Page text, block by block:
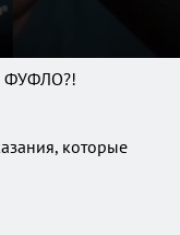
которые